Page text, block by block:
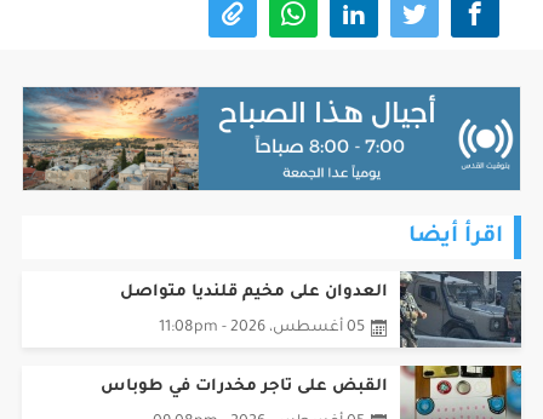
05 أغسطس، 2026 - 11:08pm
05 أغسطس، 2026 - 09:08pm